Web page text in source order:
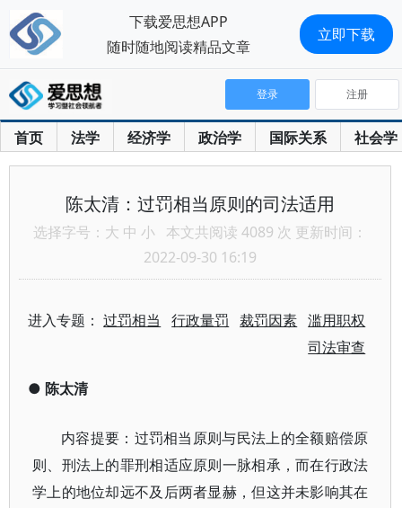
首页 法学 经济学 政治学 国际关系 社会学
登录 注册
陈太清：过罚相当原则的司法适用
选择字号： 大 中 小 本文共阅读 4089 次 更新时间：
2022-09-30 16:19
进入专题：过罚相当 行政量罚 裁罚因素 滥用职权
司法审查
● 陈太清
内容提要：过罚相当原则与民法上的全额赔偿原
则、刑法上的罪刑相适应原则一脉相承，而在行政法
学上的地位却远不及后两者显赫，但这并未影响其在
下载爱思想APP
随时随地阅读精品文章
立即下载